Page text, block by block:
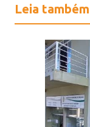
Leia também